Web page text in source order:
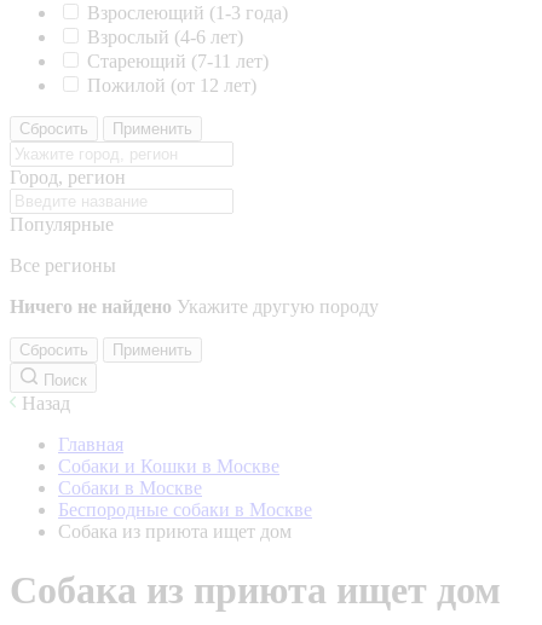
Взрослеющий (1-3 года)
Взрослый (4-6 лет)
Стареющий (7-11 лет)
Пожилой (от 12 лет)
Сбросить Применить
Город, регион
Популярные
Все регионы
Ничего не найдено Укажите другую породу
Сбросить
Применить
Поиск
Назад
Главная
Собаки и Кошки в Москве
Собаки в Москве
Беспородные собаки в Москве
Собака из приюта ищет дом
Собака из приюта ищет дом